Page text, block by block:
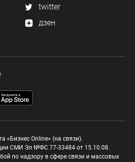
twitter
дзен
«Бизнес Online» (на связи).
СМИ Эл №ФС 77-33484 от 15.10.08.
по надзору в сфере связи и массовых